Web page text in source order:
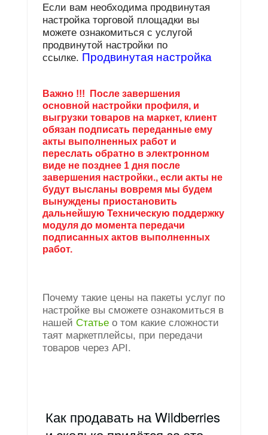
Если вам необходима продвинутая
настройка торговой площадки вы
можете ознакомиться с услугой
продвинутой настройки по
ссылке. Продвинутая настройка
Важно !!! После завершения
основной настройки профиля, и
выгрузки товаров на маркет, клиент
обязан подписать переданные ему
акты выполненных работ и
переслать обратно в электронном
виде не позднее 1 дня после
завершения настройки., если акты не
будут высланы вовремя мы будем
вынуждены приостановить
дальнейшую Техническую поддержку
модуля до момента передачи
подписанных актов выполненных
работ.
Почему такие цены на пакеты услуг по
настройке вы сможете ознакомиться в
нашей Статье о том какие сложности
таят маркетплейсы, при передачи
товаров через API.
Как продавать на Wildberries